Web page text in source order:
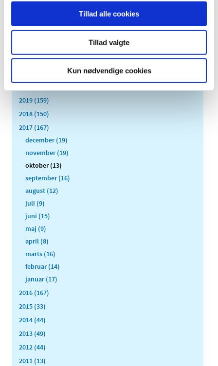
Tillad alle cookies
Tillad valgte
Kun nødvendige cookies
2024 (224)
2022 (197)
2019 (159)
2018 (150)
2017 (167)
december (19)
november (19)
oktober (13)
september (16)
august (12)
juli (9)
juni (15)
maj (9)
april (8)
marts (16)
februar (14)
januar (17)
2016 (167)
2015 (33)
2014 (44)
2013 (49)
2012 (44)
2011 (13)